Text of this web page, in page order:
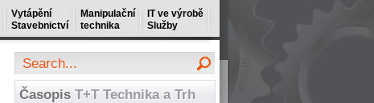
Vytápění
Stavebnictví
Manipulační
technika
IT ve výrobě
Služby
Časopis T+T Technika a Trh